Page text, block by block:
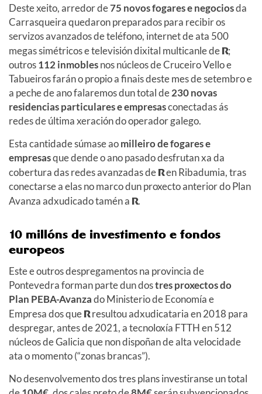
Deste xeito, arredor de75 novos fogares e negociosda
Carrasqueira quedaron preparados para recibir os
servizos avanzados de teléfono, internet de ata 500
megas simétricos e televisión dixital multicanle deR;
outros112 inmoblesnos núcleos de Cruceiro Vello e
Tabueiros farán o propio a finais deste mes de setembro e
a peche de ano falaremos dun total de230 novas
residencias particulares e empresasconectadas ás
redes de última xeración do operador galego.
Esta cantidade súmase aomilleiro de fogares e
empresasque dende o ano pasado desfrutan xa da
cobertura das redes avanzadas deRen Ribadumia, tras
conectarse a elas no marco dun proxecto anterior do Plan
Avanza adxudicado tamén a R.
10 millóns de investimento e fondos
europeos
Este e outros despregamentos na provincia de
Pontevedra forman parte dun dostres proxectos do
Plan PEBA-Avanzado Ministerio de Economía e
Empresa dos queRresultou adxudicataria en 2018 para
despregar, antes de 2021, a tecnoloxía FTTH en 512
núcleos de Galicia que non dispoñan de alta velocidade
ata o momento (“zonas brancas”).
No desenvolvemento dos tres plans investiranse un total